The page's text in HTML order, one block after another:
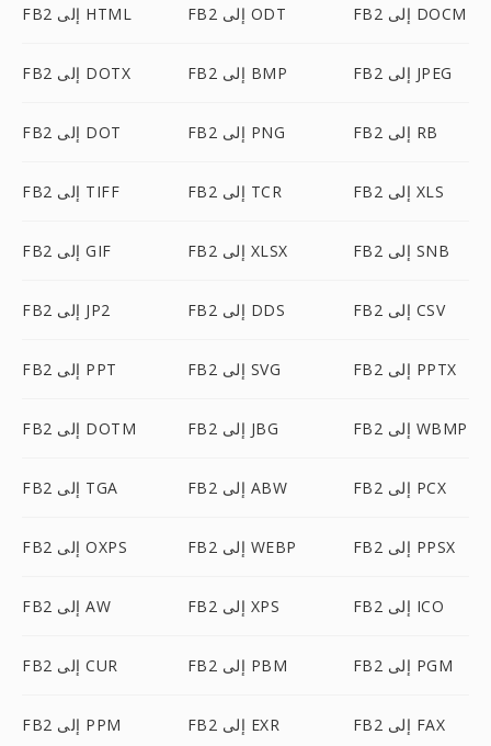
FB2 إلى HTML FB2 إلى ODT FB2 إلى DOCM
FB2 إلى DOTX FB2 إلى BMP FB2 إلى JPEG
FB2 إلى DOT FB2 إلى PNG FB2 إلى RB
FB2 إلى TIFF FB2 إلى TCR FB2 إلى XLS
FB2 إلى GIF FB2 إلى XLSX FB2 إلى SNB
FB2 إلى JP2 FB2 إلى DDS FB2 إلى CSV
FB2 إلى PPT FB2 إلى SVG FB2 إلى PPTX
FB2 إلى DOTM FB2 إلى JBG FB2 إلى WBMP
FB2 إلى TGA FB2 إلى ABW FB2 إلى PCX
FB2 إلى OXPS FB2 إلى WEBP FB2 إلى PPSX
FB2 إلى AW FB2 إلى XPS FB2 إلى ICO
FB2 إلى CUR FB2 إلى PBM FB2 إلى PGM
FB2 إلى PPM FB2 إلى EXR FB2 إلى FAX